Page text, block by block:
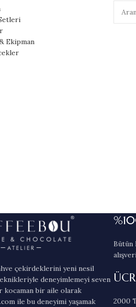
Ekipman
çekirdeklerini yeni nesil
deneyimlemeyi seven
kocaman bir aile olarak
ile bu deneyimi yaşamak
Bütün
2000